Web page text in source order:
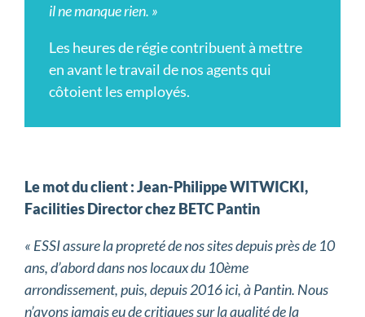
il ne manque rien. »
Les heures de régie contribuent à mettre
en avant le travail de nos agents qui
côtoient les employés.
Le mot du client : Jean-Philippe WITWICKI,
Facilities Director chez BETC Pantin
« ESSI assure la propreté de nos sites depuis près de 10
ans, d’abord dans nos locaux du 10ème
arrondissement, puis, depuis 2016 ici, à Pantin. Nous
n’avons jamais eu de critiques sur la qualité de la